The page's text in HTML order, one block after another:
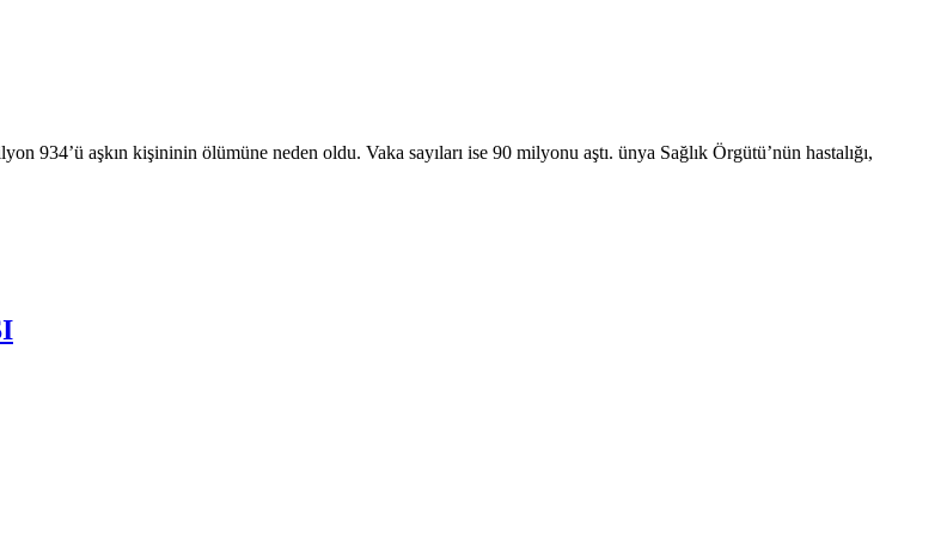
934’ü aşkın kişininin ölümüne neden oldu. Vaka sayıları ise 90 milyonu aştı. ünya Sağlık Örgütü’nün hastalığı,